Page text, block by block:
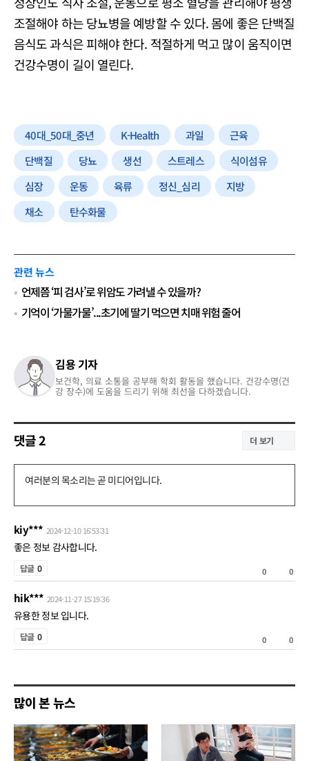
조절해야 하는 당뇨병을 예방할 수 있다. 몸에 좋은 단백질
음식도 과식은 피해야 한다. 적절하게 먹고 많이 움직이면
건강수명이 길이 열린다.
40대_50대_중년 K-Health 과일
근육
단백질
당뇨 생선 스트레스
식이섬유
심장
운동 육류 정신_심리
지방
채소
탄수화물
관련 뉴스
언제쯤 ‘피 검사’로 위암도 가려낼 수 있을까?
기억이 ‘가물가물’...초기에 딸기 먹으면 치매 위험 줄어
김용 기자
보건학, 의료 소통을 공부해 학회 활동을 했습니다. 건강수명(건
강 장수)에 도움을 드리기 위해 최선을 다하겠습니다.
댓글2 더 보기
댓
쓰
기
kiy*** 2024-12-10 16:53:31
좋은 정보 감사합니다.
답글 0 0 0
hik*** 2024-11-27 15:19:36
유용한 정보 입니다.
답글 0
공
0 0
많이 본 뉴스